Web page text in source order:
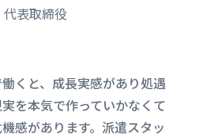
表取締役
働くと、成長実感があり処遇
を本気で作っていかなくて
感があります。派遣スタッ